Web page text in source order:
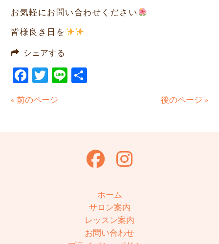
お気軽にお問い合わせください
皆様良き日を
シェアする
Facebook
Twitter
Line
« 前のページ 後のページ »
ホーム
サロン案内
レッスン案内
お問い合わせ